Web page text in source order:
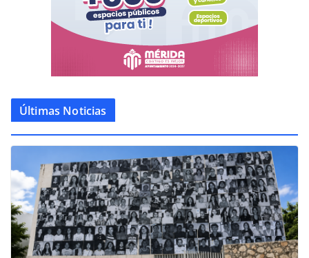
Últimas Noticias